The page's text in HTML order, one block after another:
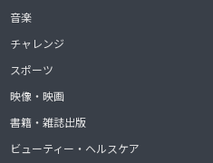
音楽
チャレンジ
スポーツ
映像・映画
書籍・雑誌出版
ビューティー・ヘルスケア